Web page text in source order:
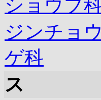
ショウブ
ジンチョウ
ゲ科
ス